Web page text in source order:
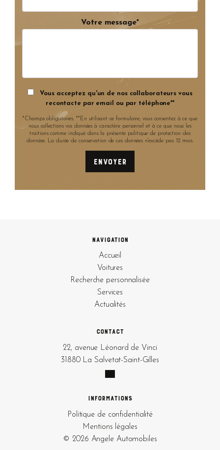
Votre message*
Vous acceptez qu'un de nos collaborateurs vous
recontacte par email ou par téléphone**
*Champs obligatoires. **En utilisant ce formulaire, vous consentez à ce que
nous collections vos données à caractère personnel et à ce que nous les
traitions comme indiqué dans la présente politique de protection des
données. La durée de conservation de ces données n'excède pas 12 mois.
Navigation
Accueil
Voitures
Recherche personnalisée
Services
Actualités
Contact
22, avenue Léonard de Vinci
31880 La Salvetat-Saint-Gilles
Informations
Politique de confidentialité
Mentions légales
© 2026 Angele Automobiles